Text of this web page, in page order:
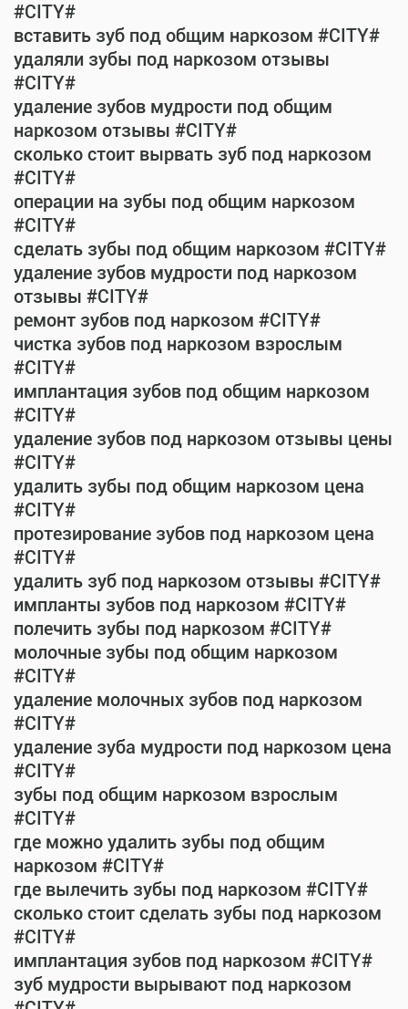
#CITY#
вставить зуб под общим наркозом #CITY#
удаляли зубы под наркозом отзывы
#CITY#
удаление зубов мудрости под общим
наркозом отзывы #CITY#
сколько стоит вырвать зуб под наркозом
#CITY#
операции на зубы под общим наркозом
#CITY#
сделать зубы под общим наркозом #CITY#
удаление зубов мудрости под наркозом
отзывы #CITY#
ремонт зубов под наркозом #CITY#
чистка зубов под наркозом взрослым
#CITY#
имплантация зубов под общим наркозом
#CITY#
удаление зубов под наркозом отзывы цены
#CITY#
удалить зубы под общим наркозом цена
#CITY#
протезирование зубов под наркозом цена
#CITY#
удалить зуб под наркозом отзывы #CITY#
импланты зубов под наркозом #CITY#
полечить зубы под наркозом #CITY#
молочные зубы под общим наркозом
#CITY#
удаление молочных зубов под наркозом
#CITY#
удаление зуба мудрости под наркозом цена
#CITY#
зубы под общим наркозом взрослым
#CITY#
где можно удалить зубы под общим
наркозом #CITY#
где вылечить зубы под наркозом #CITY#
сколько стоит сделать зубы под наркозом
#CITY#
имплантация зубов под наркозом #CITY#
зуб мудрости вырывают под наркозом